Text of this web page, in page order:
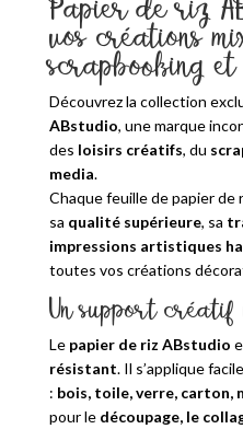
vos créations
scrapbooking
Découvrez la collection
ABstudio, une marque
des loisirs créatifs, du
media.
Chaque feuille de papier
sa qualité supérieure, sa
impressions artistiques
toutes vos créations
Un support créatif
Le papier de riz ABstudio
résistant. Il s’applique
: bois, toile, verre, carton,
pour le découpage, le